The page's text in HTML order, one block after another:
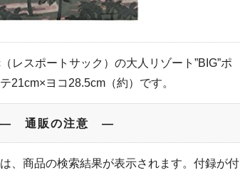
レスポートサック）の大人リゾート”BIG”ポ
21cm×ヨコ28.5cm（約）です。
― 通販の注意 ―
、商品の検索結果が表示されます。付録が付